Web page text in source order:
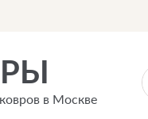
в Москве